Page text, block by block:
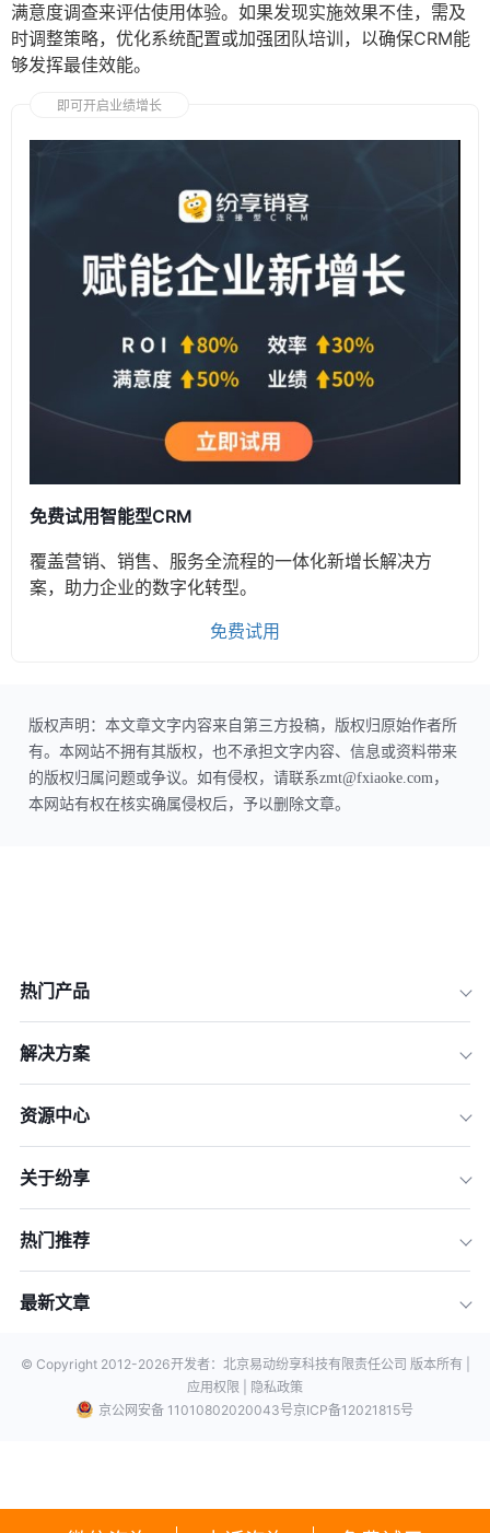
满意度调查来评估使用体验。如果发现实施效果不佳，需及
时调整策略，优化系统配置或加强团队培训，以确保CRM能
够发挥最佳效能。
即可开启业绩增长
免费试用智能型CRM
覆盖营销、销售、服务全流程的一体化新增长解决方
案，助力企业的数字化转型。
免费试用
版权声明：本文章文字内容来自第三方投稿，版权归原始作者所
有。本网站不拥有其版权，也不承担文字内容、信息或资料带来
的版权归属问题或争议。如有侵权，请联系zmt@fxiaoke.com，
本网站有权在核实确属侵权后，予以删除文章。
热门产品
解决方案
资源中心
关于纷享
热门推荐
最新文章
© Copyright 2012-2026开发者：北京易动纷享科技有限责任公司 版本所有 |
应用权限 |
隐私政策
京公网安备 11010802020043号京ICP备12021815号